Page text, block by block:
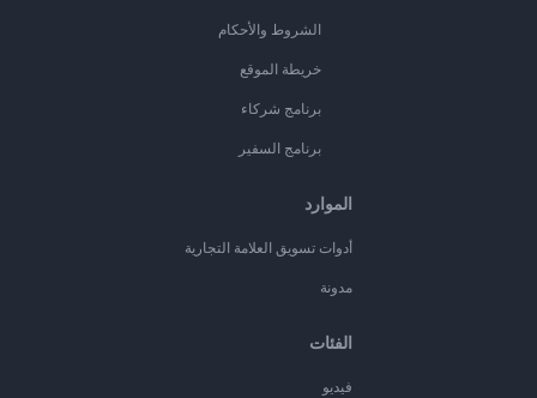
الشروط والأحكام
خريطة الموقع
برنامج شركاء
برنامج السفير
الموارد
أدوات تسويق العلامة التجارية
مدونة
الفئات
فيديو